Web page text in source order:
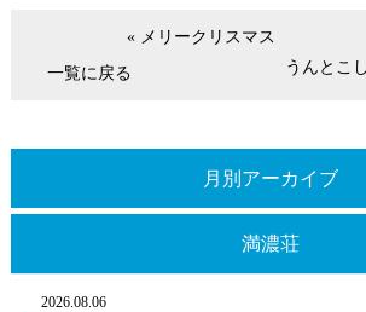
« メリークリスマス
うんとこ
一覧に戻る
月別アーカイブ
満濃荘
2026.08.06